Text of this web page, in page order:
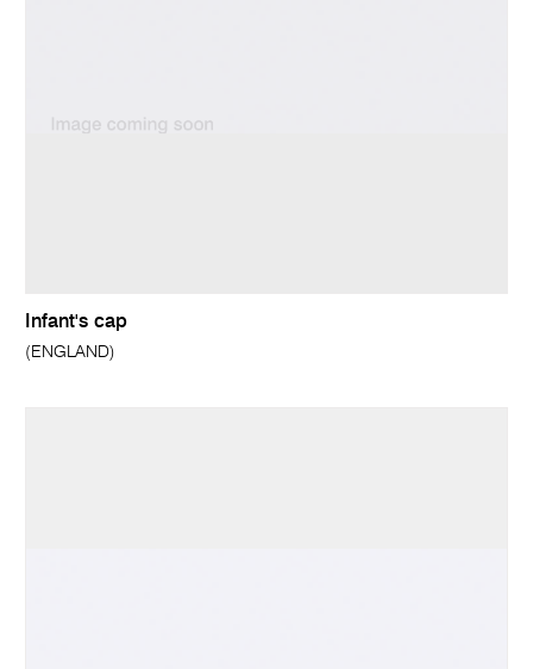
Infant's cap
(ENGLAND)